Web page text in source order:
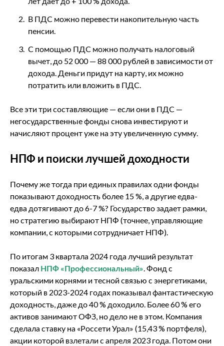
В ПДС можно перевести накопительную часть
пенсии.
С помощью ПДС можно получать налоговый
вычет, до 52 000 — 88 000 рублей в зависимости от
дохода. Деньги придут на карту, их можно
потратить или вложить в ПДС.
Все эти три составляющие — если они в ПДС —
негосударственные фонды снова инвестируют и
начисляют процент уже на эту увеличенную сумму.
НПФ и поиски лучшей доходности
Почему же тогда при единых правилах одни фонды
показывают доходность более 15 %, а другие едва-
едва дотягивают до 6-7 %? Государство задает рамки,
но стратегию выбирают НПФ (точнее, управляющие
компании, с которыми сотрудничает НПФ).
По итогам 3 квартала 2024 года лучший результат
показал НПФ «Профессиональный». Фонд с
уральскими корнями и тесной связью с энергетиками,
который в 2023-2024 годах показывал фантастическую
доходность, даже до 40 % доходило. Более 60 % его
активов занимают ОФЗ, но дело не в этом. Компания
сделала ставку на «Россети Урал» (15,43 % портфеля),
акции которой взлетали с апреля 2023 года. Потом они